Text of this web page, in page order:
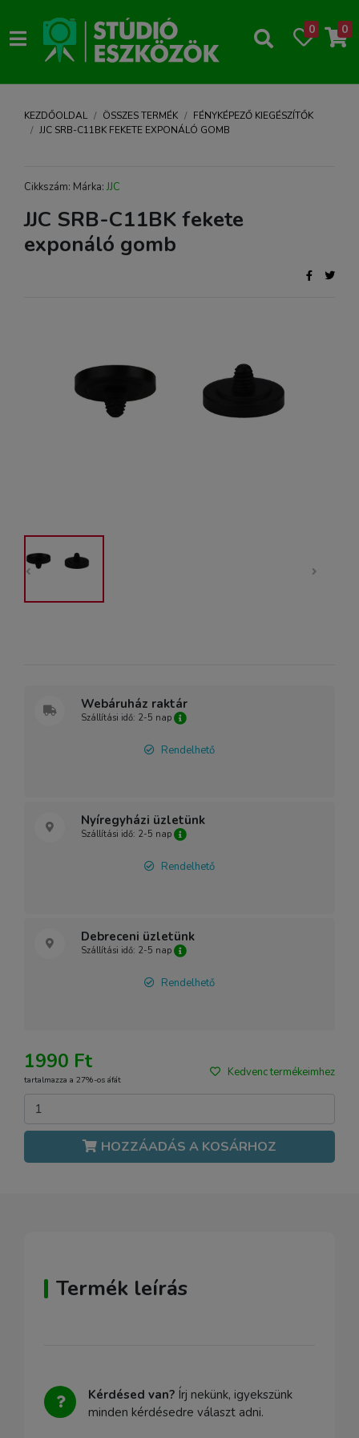
0 0
KEZDŐOLDAL ÖSSZES TERMÉK
FÉNYKÉPEZŐ KIEGÉSZÍTŐK
JJC SRB-C11BK FEKETE EXPONÁLÓ GOMB
Cikkszám: Márka: JJC
JJC SRB-C11BK fekete
exponáló gomb
Webáruház raktár
Szállítási idő: 2-5 nap
Rendelhető
Nyíregyházi üzletünk
Szállítási idő: 2-5 nap
Rendelhető
Debreceni üzletünk
Szállítási idő: 2-5 nap
Rendelhető
1990 Ft
tartalmazza a 27%-os áfát
Kedvenc termékeimhez
HOZZÁADÁS A KOSÁRHOZ
Termék leírás
Kérdésed van? Írj nekünk, igyekszünk
minden kérdésedre választ adni.